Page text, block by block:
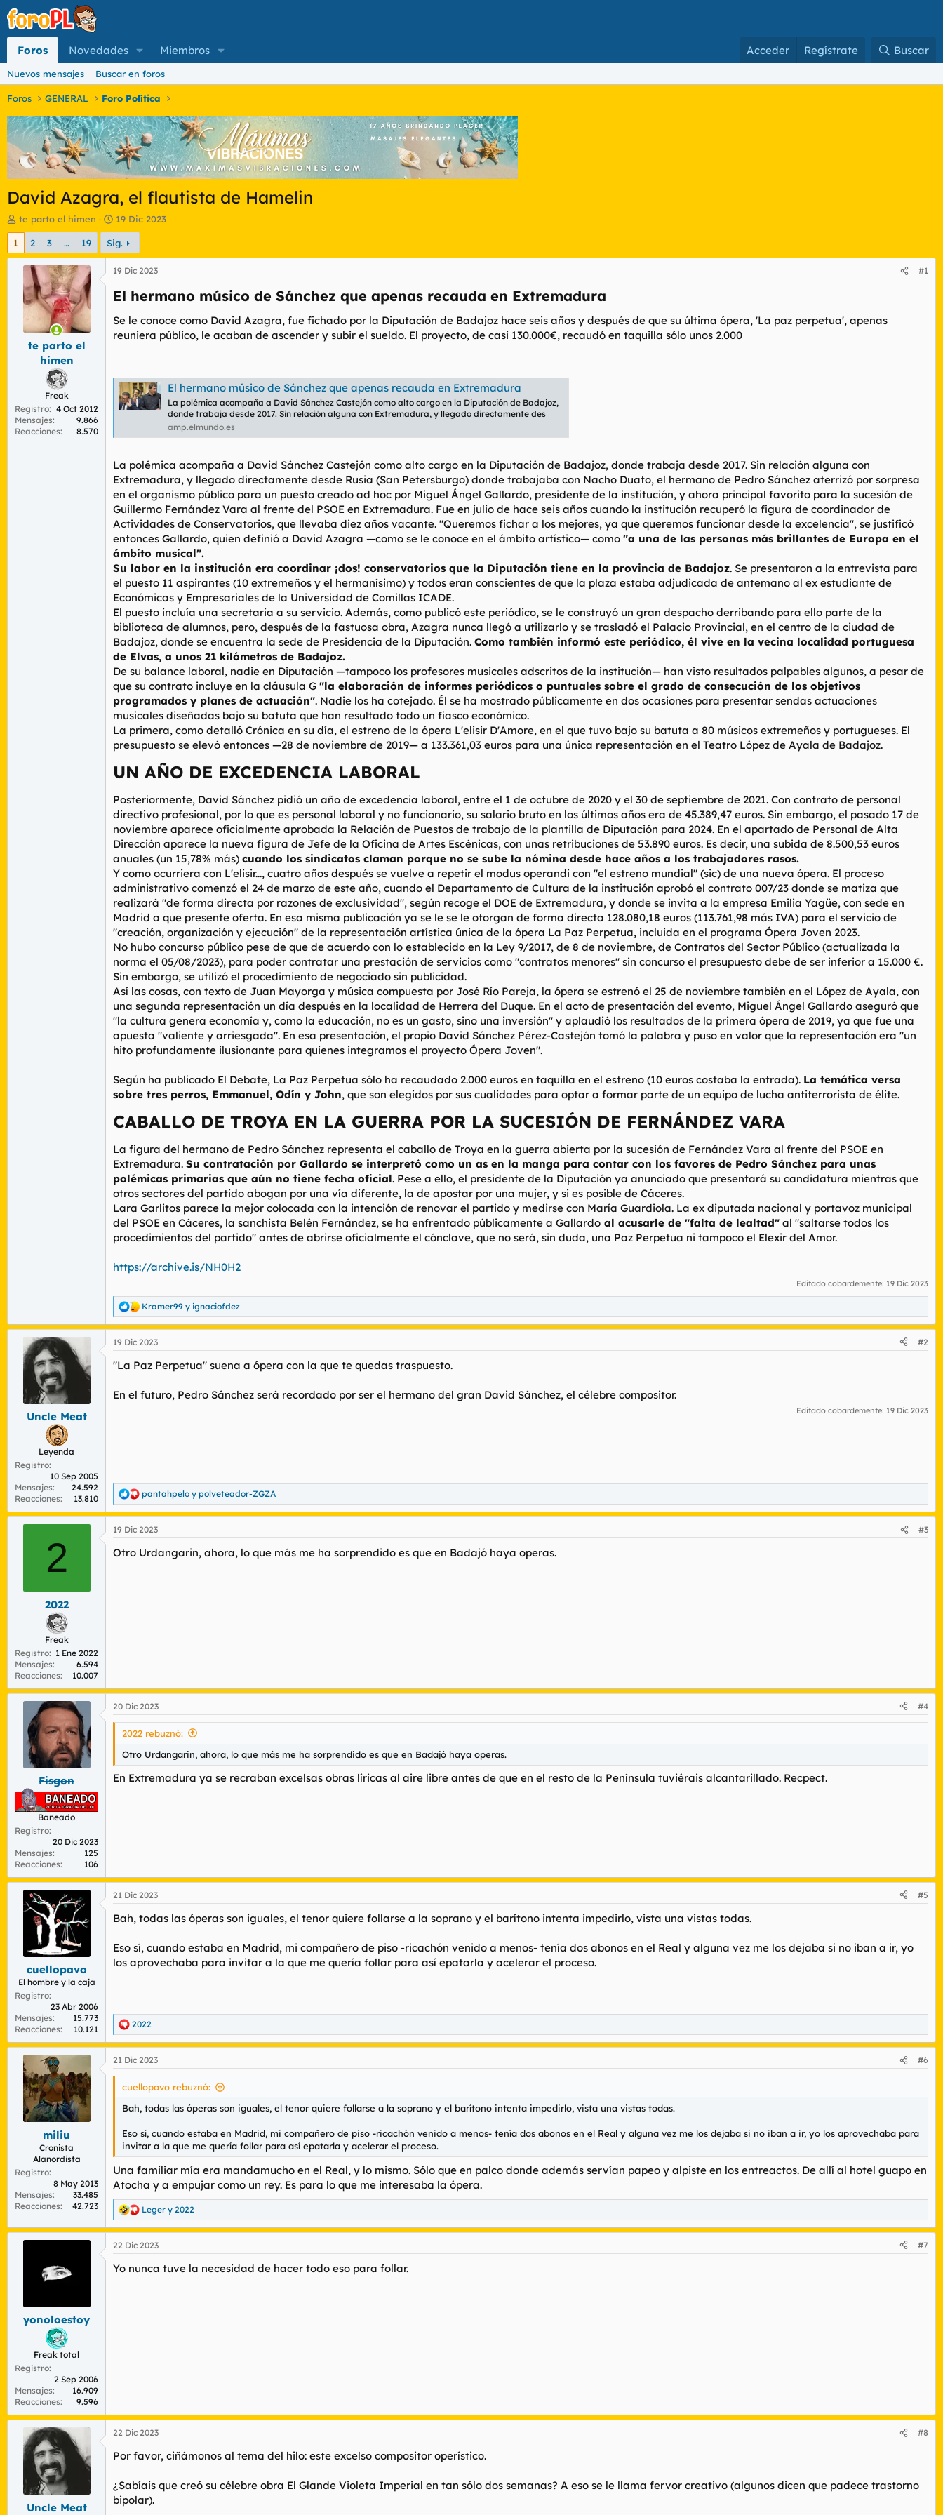
Foros Novedades Miembros Acceder Regístrate Buscar
Nuevos mensajes Buscar en foros
Foros GENERAL Foro Política
David Azagra, el flautista de Hamelin
I
n
c
d
o
d
a
te parto el himen
F
e
c
h
a
d
e
n
i
19 Dic 2023
1 2 3 … 19 Sig.
te parto el
himen
Freak
Registro
4 Oct 2012
Mensajes
9.866
Reacciones
8.570
19 Dic 2023 #1
El hermano músico de Sánchez que apenas recauda en Extremadura​
Se le conoce como David Azagra, fue fichado por la Diputación de Badajoz hace seis años y después de que su última ópera, 'La paz perpetua', apenas
reuniera público, le acaban de ascender y subir el sueldo. El proyecto, de casi 130.000€, recaudó en taquilla sólo unos 2.000
El hermano músico de Sánchez que apenas recauda en Extremadura
La polémica acompaña a David Sánchez Castejón como alto cargo en la Diputación de Badajoz,
donde trabaja desde 2017. Sin relación alguna con Extremadura, y llegado directamente des
amp.elmundo.es
La polémica acompaña a David Sánchez Castejón como alto cargo en la Diputación de Badajoz, donde trabaja desde 2017. Sin relación alguna con
Extremadura, y llegado directamente desde Rusia (San Petersburgo) donde trabajaba con Nacho Duato, el hermano de Pedro Sánchez aterrizó por sorpresa
en el organismo público para un puesto creado ad hoc por Miguel Ángel Gallardo, presidente de la institución, y ahora principal favorito para la sucesión de
Guillermo Fernández Vara al frente del PSOE en Extremadura. Fue en julio de hace seis años cuando la institución recuperó la figura de coordinador de
Actividades de Conservatorios, que llevaba diez años vacante. "Queremos fichar a los mejores, ya que queremos funcionar desde la excelencia", se justificó
entonces Gallardo, quien definió a David Azagra —como se le conoce en el ámbito artístico— como "a una de las personas más brillantes de Europa en el
ámbito musical".
Su labor en la institución era coordinar ¡dos! conservatorios que la Diputación tiene en la provincia de Badajoz. Se presentaron a la entrevista para
el puesto 11 aspirantes (10 extremeños y el hermanísimo) y todos eran conscientes de que la plaza estaba adjudicada de antemano al ex estudiante de
Económicas y Empresariales de la Universidad de Comillas ICADE.
El puesto incluía una secretaria a su servicio. Además, como publicó este periódico, se le construyó un gran despacho derribando para ello parte de la
biblioteca de alumnos, pero, después de la fastuosa obra, Azagra nunca llegó a utilizarlo y se trasladó el Palacio Provincial, en el centro de la ciudad de
Badajoz, donde se encuentra la sede de Presidencia de la Diputación. Como también informó este periódico, él vive en la vecina localidad portuguesa
de Elvas, a unos 21 kilómetros de Badajoz.
De su balance laboral, nadie en Diputación —tampoco los profesores musicales adscritos de la institución— han visto resultados palpables algunos, a pesar de
que su contrato incluye en la cláusula G "la elaboración de informes periódicos o puntuales sobre el grado de consecución de los objetivos
programados y planes de actuación". Nadie los ha cotejado. Él se ha mostrado públicamente en dos ocasiones para presentar sendas actuaciones
musicales diseñadas bajo su batuta que han resultado todo un fiasco económico.
La primera, como detalló Crónica en su día, el estreno de la ópera L'elisir D'Amore, en el que tuvo bajo su batuta a 80 músicos extremeños y portugueses. El
presupuesto se elevó entonces —28 de noviembre de 2019— a 133.361,03 euros para una única representación en el Teatro López de Ayala de Badajoz.
UN AÑO DE EXCEDENCIA LABORAL​
Posteriormente, David Sánchez pidió un año de excedencia laboral, entre el 1 de octubre de 2020 y el 30 de septiembre de 2021. Con contrato de personal
directivo profesional, por lo que es personal laboral y no funcionario, su salario bruto en los últimos años era de 45.389,47 euros. Sin embargo, el pasado 17 de
noviembre aparece oficialmente aprobada la Relación de Puestos de trabajo de la plantilla de Diputación para 2024. En el apartado de Personal de Alta
Dirección aparece la nueva figura de Jefe de la Oficina de Artes Escénicas, con unas retribuciones de 53.890 euros. Es decir, una subida de 8.500,53 euros
anuales (un 15,78% más) cuando los sindicatos claman porque no se sube la nómina desde hace años a los trabajadores rasos.
Y como ocurriera con L'elisir..., cuatro años después se vuelve a repetir el modus operandi con "el estreno mundial" (sic) de una nueva ópera. El proceso
administrativo comenzó el 24 de marzo de este año, cuando el Departamento de Cultura de la institución aprobó el contrato 007/23 donde se matiza que
realizará "de forma directa por razones de exclusividad", según recoge el DOE de Extremadura, y donde se invita a la empresa Emilia Yagüe, con sede en
Madrid a que presente oferta. En esa misma publicación ya se le se le otorgan de forma directa 128.080,18 euros (113.761,98 más IVA) para el servicio de
"creación, organización y ejecución" de la representación artística única de la ópera La Paz Perpetua, incluida en el programa Ópera Joven 2023.
No hubo concurso público pese de que de acuerdo con lo establecido en la Ley 9/2017, de 8 de noviembre, de Contratos del Sector Público (actualizada la
norma el 05/08/2023), para poder contratar una prestación de servicios como "contratos menores" sin concurso el presupuesto debe de ser inferior a 15.000 €.
Sin embargo, se utilizó el procedimiento de negociado sin publicidad.
Así las cosas, con texto de Juan Mayorga y música compuesta por José Río Pareja, la ópera se estrenó el 25 de noviembre también en el López de Ayala, con
una segunda representación un día después en la localidad de Herrera del Duque. En el acto de presentación del evento, Miguel Ángel Gallardo aseguró que
"la cultura genera economía y, como la educación, no es un gasto, sino una inversión" y aplaudió los resultados de la primera ópera de 2019, ya que fue una
apuesta "valiente y arriesgada". En esa presentación, el propio David Sánchez Pérez-Castejón tomó la palabra y puso en valor que la representación era "un
hito profundamente ilusionante para quienes integramos el proyecto Ópera Joven".
Según ha publicado El Debate, La Paz Perpetua sólo ha recaudado 2.000 euros en taquilla en el estreno (10 euros costaba la entrada). La temática versa
sobre tres perros, Emmanuel, Odín y John, que son elegidos por sus cualidades para optar a formar parte de un equipo de lucha antiterrorista de élite.
CABALLO DE TROYA EN LA GUERRA POR LA SUCESIÓN DE FERNÁNDEZ VARA​
La figura del hermano de Pedro Sánchez representa el caballo de Troya en la guerra abierta por la sucesión de Fernández Vara al frente del PSOE en
Extremadura. Su contratación por Gallardo se interpretó como un as en la manga para contar con los favores de Pedro Sánchez para unas
polémicas primarias que aún no tiene fecha oficial. Pese a ello, el presidente de la Diputación ya anunciado que presentará su candidatura mientras que
otros sectores del partido abogan por una vía diferente, la de apostar por una mujer, y si es posible de Cáceres.
Lara Garlitos parece la mejor colocada con la intención de renovar el partido y medirse con María Guardiola. La ex diputada nacional y portavoz municipal
del PSOE en Cáceres, la sanchista Belén Fernández, se ha enfrentado públicamente a Gallardo al acusarle de "falta de lealtad" al "saltarse todos los
procedimientos del partido" antes de abrirse oficialmente el cónclave, que no será, sin duda, una Paz Perpetua ni tampoco el Elexir del Amor.
https://archive.is/NH0H2
Editado cobardemente: 19 Dic 2023
R
e
a
c
i
n
e
Kramer99 y ignaciofdez
Uncle Meat
Leyenda
Registro
10 Sep 2005
Mensajes
24.592
Reacciones
13.810
19 Dic 2023 #2
"La Paz Perpetua" suena a ópera con la que te quedas traspuesto.
En el futuro, Pedro Sánchez será recordado por ser el hermano del gran David Sánchez, el célebre compositor.
Editado cobardemente: 19 Dic 2023
R
e
c
i
pantahpelo y polveteador-ZGZA
2
2022
Freak
Registro
1 Ene 2022
Mensajes
6.594
Reacciones
10.007
19 Dic 2023 #3
Otro Urdangarin, ahora, lo que más me ha sorprendido es que en Badajó haya operas.
Fisgon
Baneado
Registro
20 Dic 2023
Mensajes
125
Reacciones
106
20 Dic 2023 #4
2022 rebuznó:
Otro Urdangarin, ahora, lo que más me ha sorprendido es que en Badajó haya operas.
En Extremadura ya se recraban excelsas obras líricas al aire libre antes de que en el resto de la Península tuviérais alcantarillado. Recpect.
cuellopavo
El hombre y la caja
Registro
23 Abr 2006
Mensajes
15.773
Reacciones
10.121
21 Dic 2023 #5
Bah, todas las óperas son iguales, el tenor quiere follarse a la soprano y el barítono intenta impedirlo, vista una vistas todas.
Eso sí, cuando estaba en Madrid, mi compañero de piso -ricachón venido a menos- tenía dos abonos en el Real y alguna vez me los dejaba si no iban a ir, yo
los aprovechaba para invitar a la que me quería follar para así epatarla y acelerar el proceso.
R
e
c
c
2022
miliu
Cronista
Alanordista
Registro
8 May 2013
Mensajes
33.485
Reacciones
42.723
21 Dic 2023 #6
cuellopavo rebuznó:
Bah, todas las óperas son iguales, el tenor quiere follarse a la soprano y el barítono intenta impedirlo, vista una vistas todas.
Eso sí, cuando estaba en Madrid, mi compañero de piso -ricachón venido a menos- tenía dos abonos en el Real y alguna vez me los dejaba si no iban a ir, yo los aprovechaba para
invitar a la que me quería follar para así epatarla y acelerar el proceso.
Una familiar mía era mandamucho en el Real, y lo mismo. Sólo que en palco donde además servían papeo y alpiste en los entreactos. De allí al hotel guapo en
Atocha y a empujar como un rey. Es para lo que me interesaba la ópera.
R
e
a
c
i
Leger y 2022
yonoloestoy
Freak total
Registro
2 Sep 2006
Mensajes
16.909
Reacciones
9.596
22 Dic 2023 #7
Yo nunca tuve la necesidad de hacer todo eso para follar.
Uncle Meat
22 Dic 2023 #8
Por favor, ciñámonos al tema del hilo: este excelso compositor operístico.
¿Sabíais que creó su célebre obra El Glande Violeta Imperial en tan sólo dos semanas? A eso se le llama fervor creativo (algunos dicen que padece trastorno
bipolar).